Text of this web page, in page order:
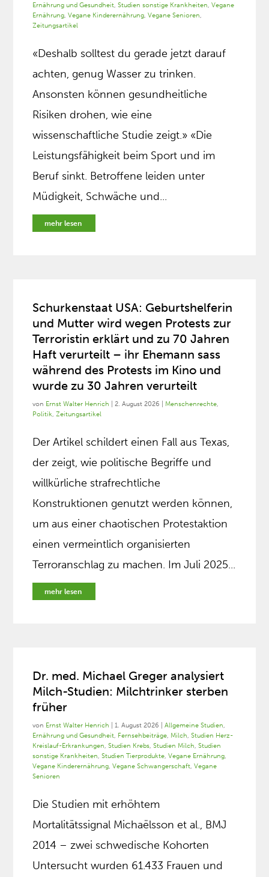
Ernährung und Gesundheit,Studien sonstige Krankheiten,Vegane
Ernährung,Vegane Kinderernährung,Vegane Senioren,
Zeitungsartikel
«Deshalb solltest du gerade jetzt darauf
achten, genug Wasser zu trinken.
Ansonsten können gesundheitliche
Risiken drohen, wie eine
wissenschaftliche Studie zeigt.» «Die
Leistungsfähigkeit beim Sport und im
Beruf sinkt. Betroffene leiden unter
Müdigkeit, Schwäche und...
mehr lesen
Schurkenstaat USA: Geburtshelferin
und Mutter wird wegen Protests zur
Terroristin erklärt und zu 70 Jahren
Haft verurteilt – ihr Ehemann sass
während des Protests im Kino und
wurde zu 30 Jahren verurteilt
von Ernst Walter Henrich |2. August 2026 Menschenrechte,
Politik,Zeitungsartikel
Der Artikel schildert einen Fall aus Texas,
der zeigt, wie politische Begriffe und
willkürliche strafrechtliche
Konstruktionen genutzt werden können,
um aus einer chaotischen Protestaktion
einen vermeintlich organisierten
Terroranschlag zu machen. Im Juli 2025...
mehr lesen
Dr. med. Michael Greger analysiert
Milch-Studien: Milchtrinker sterben
früher
von Ernst Walter Henrich |1. August 2026 |Allgemeine Studien,
Ernährung und Gesundheit, Fernsehbeiträge, Milch,Studien Herz-
Kreislauf-Erkrankungen,Studien Krebs,Studien Milch,Studien
sonstige Krankheiten,Studien Tierprodukte,Vegane Ernährung,
Vegane Kinderernährung,Vegane Schwangerschaft,Vegane
Senioren
Die Studien mit erhöhtem
Mortalitätssignal Michaëlsson et al., BMJ
2014 – zwei schwedische Kohorten
Untersucht wurden 61.433 Frauen und